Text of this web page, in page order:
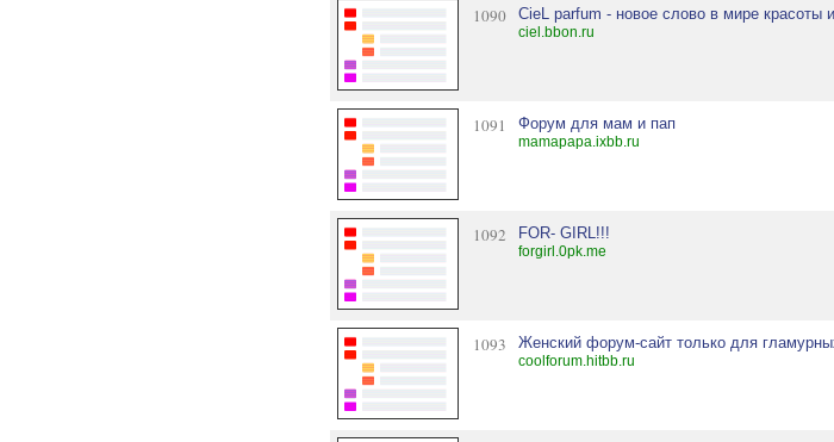
1090 CieL parfum - новое слово в мире красоты
ciel.bbon.ru
1091 Форум для мам и пап
mamapapa.ixbb.ru
1092 FOR- GIRL!!!
forgirl.0pk.me
1093 Женский форум-сайт только для
coolforum.hitbb.ru